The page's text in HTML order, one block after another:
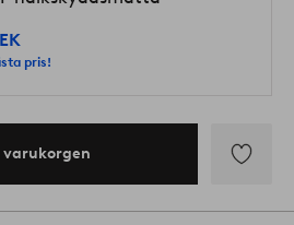
pris!
varukorgen
till